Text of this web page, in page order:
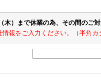
木）まで休業の為、その間のご
情報をご入力ください。（半角